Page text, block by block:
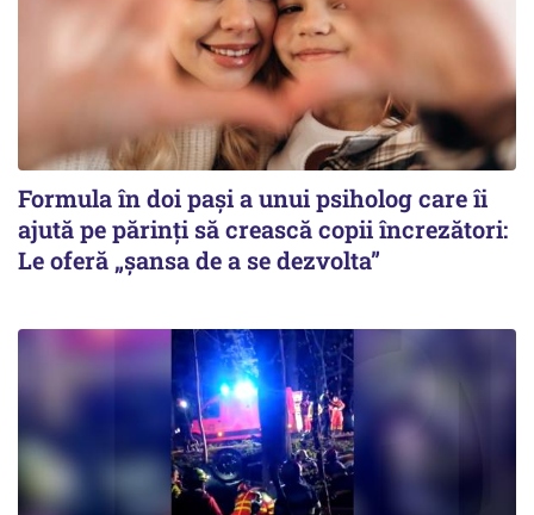
Formula în doi pași a unui psiholog care îi
ajută pe părinți să crească copii încrezători:
Le oferă „șansa de a se dezvolta”